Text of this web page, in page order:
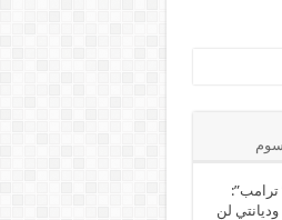
ترامب”:
لن